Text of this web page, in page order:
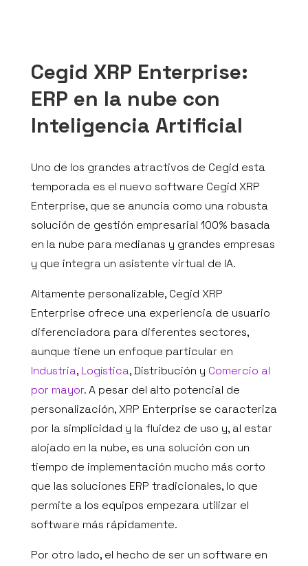
Cegid XRP Enterprise:
ERP en la nube con
Inteligencia Artificial
Uno de los grandes atractivos de Cegid esta
temporada es el nuevo software Cegid XRP
Enterprise, que se anuncia como una robusta
solución de gestión empresarial 100% basada
en la nube para medianas y grandes empresas
y que integra un asistente virtual de IA.
Altamente personalizable, Cegid XRP
Enterprise ofrece una experiencia de usuario
diferenciadora para diferentes sectores,
aunque tiene un enfoque particular en
Industria, Logística, Distribución y Comercio al
por mayor. A pesar del alto potencial de
personalización, XRP Enterprise se caracteriza
por la simplicidad y la fluidez de uso y, al estar
alojado en la nube, es una solución con un
tiempo de implementación mucho más corto
que las soluciones ERP tradicionales, lo que
permite a los equipos empezara utilizar el
software más rápidamente.
Por otro lado, el hecho de ser un software en